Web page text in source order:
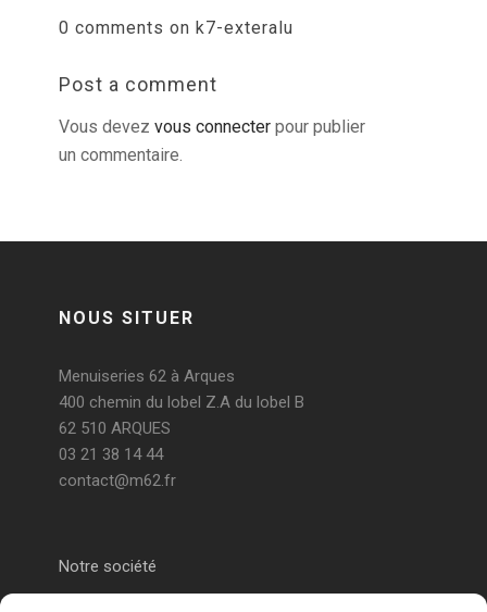
0 comments on k7-exteralu
Post a comment
Vous devez vous connecter pour publier
un commentaire.
NOUS SITUER
Menuiseries 62 à Arques
400 chemin du lobel Z.A du lobel B
62 510 ARQUES
03 21 38 14 44
contact@m62.fr
Notre société